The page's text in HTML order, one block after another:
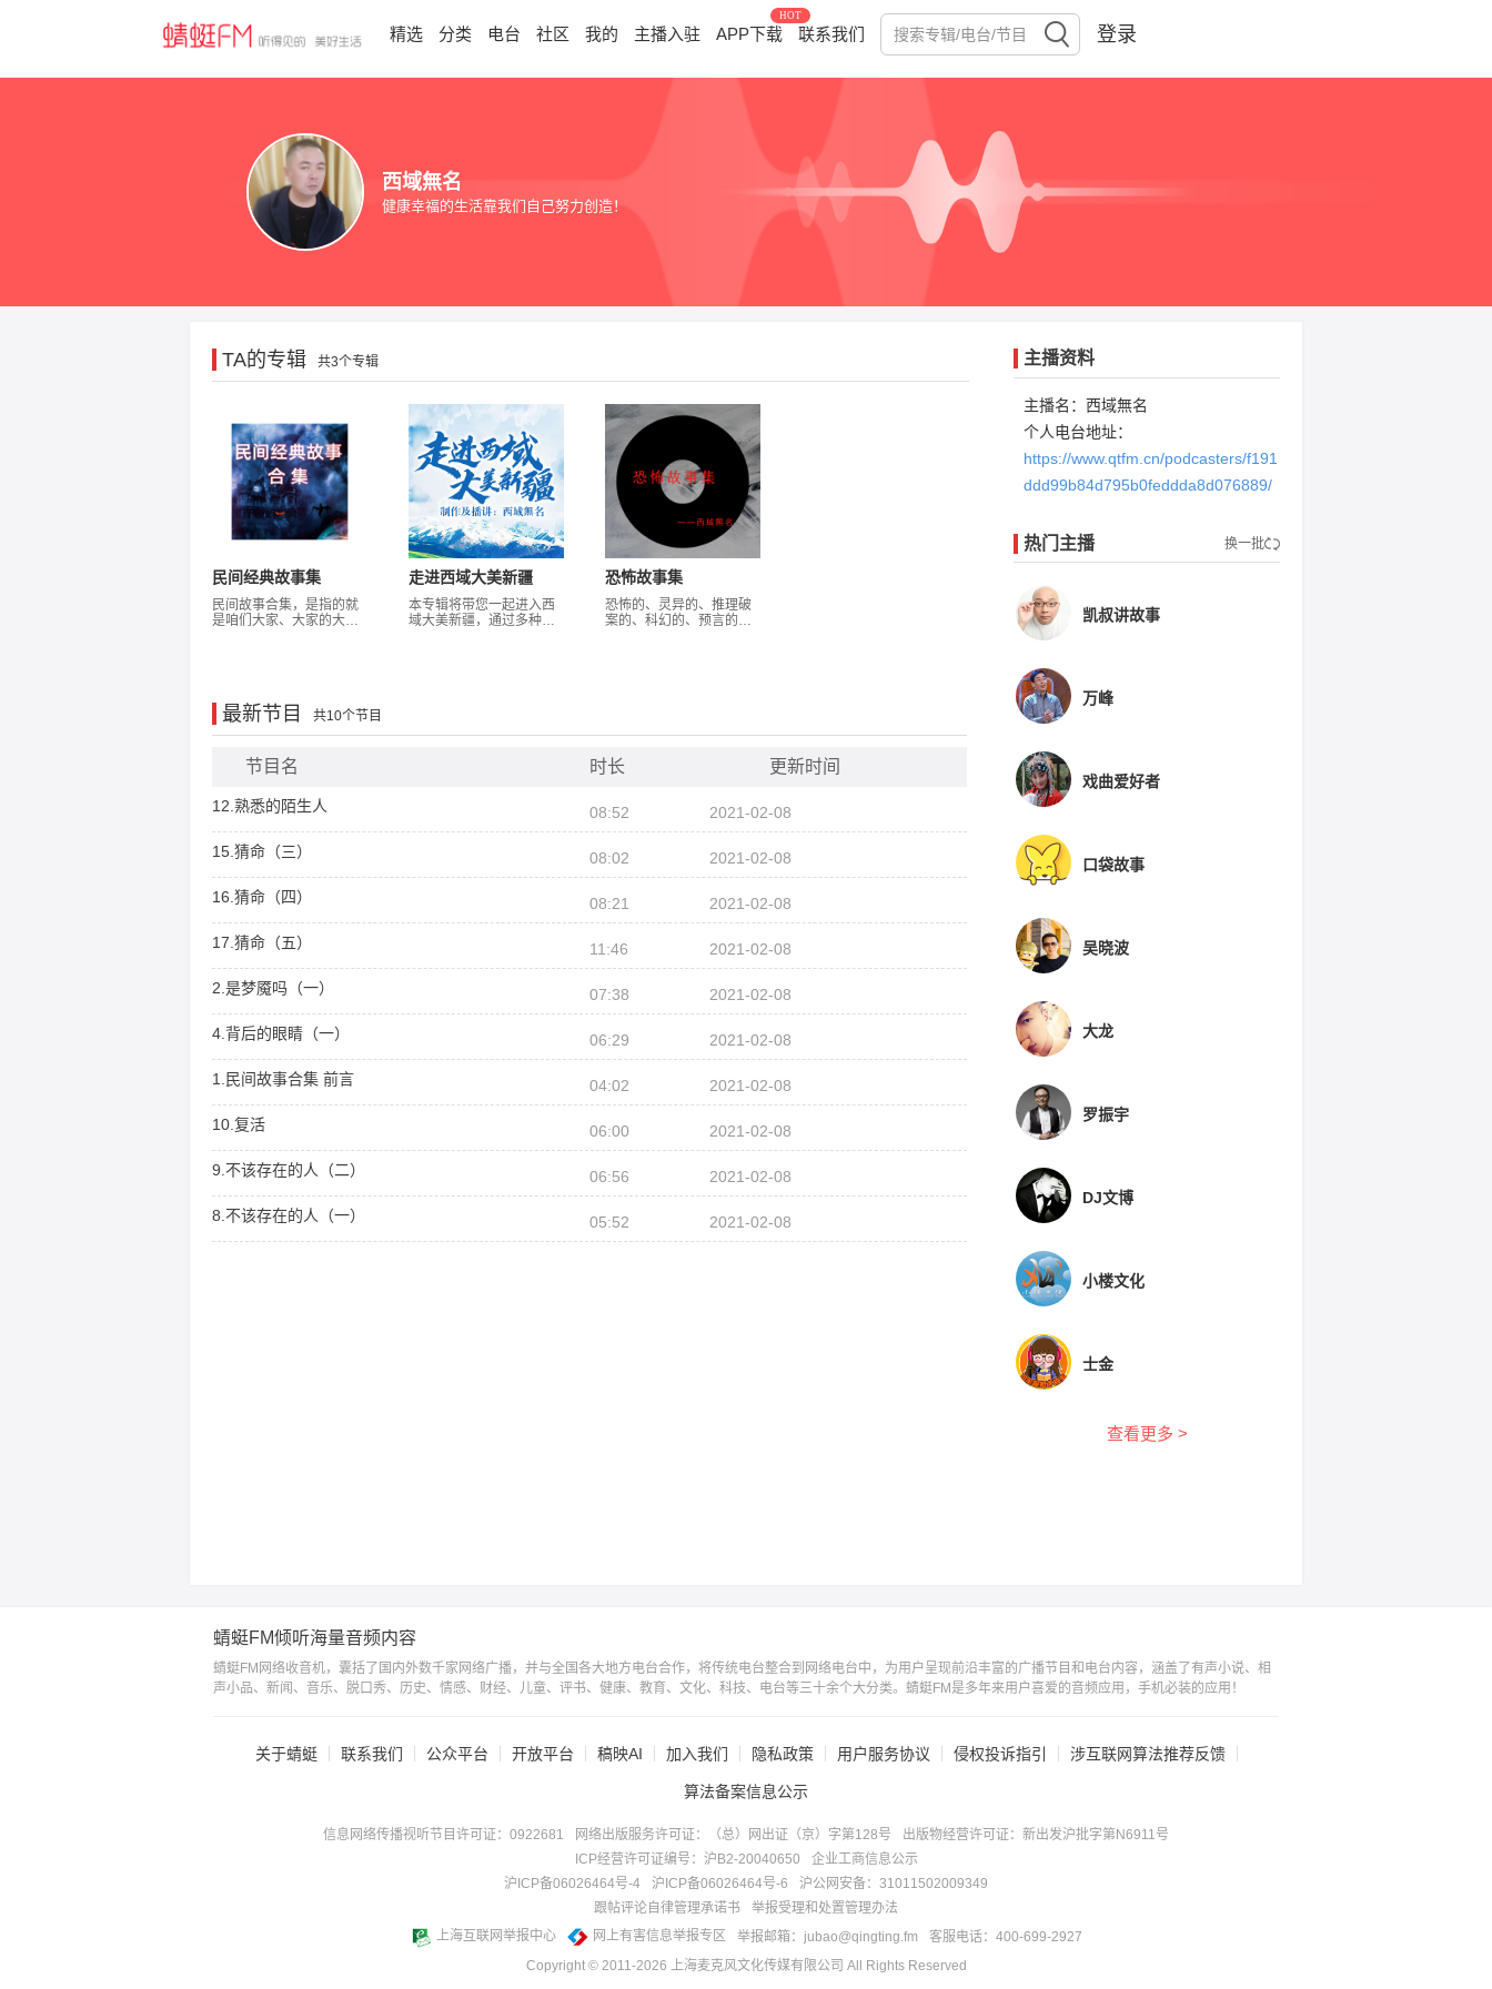
精选 分类 电台 社区 我的 主播入驻 APP下载
HOT
联系我们 登录
西域無名
健康幸福的生活靠我们自己努力创造！
TA的专辑 共3个专辑
民间经典故事集
民间故事合集，是指的就
是咱们大家、大家的大家
用我的语言把人家见的、
说的、写的、包括啥编的
在传到你那儿去。当然，
这里的故事也不限于各种
的、灵异的、推理破案
问我这世上真的有鬼吗，
你信吗？你我都不知道鬼
研究表明，鬼魂只存在于
人们的大脑里。还可能是
觉。人们普遍都有幻觉，
但大多数人都意识不到这
些幻觉理解为鬼魂。生理
医学家认为，灵魂生存于
神经细胞中。还有说，鬼
魂的出现，可能与环境改
变有关，主要是出现电磁
场变化。还有医学科学认
为，鬼魂也有可能精神病
理作用，也就是脑部器官
受损等情况。那，还有些
事物是咱科学无法解释
的， 很多人都说看见过
鬼，有些是见到死了很多
年的亲朋好友，有的说做
梦做成真的了，有的说路
上走着走着见到怪事儿
己的爱好，比如现在，听
我在这儿唠两句就挺好，
呵呵，开个玩笑，好了，
我也不得啵了，走、听故
事的走起。
走进西域大美新疆
本专辑将带您一起进入西
域大美新疆，通过多种方
恐怖故事集
恐怖的、灵异的、推理破
案的、科幻的、预言的、
最新节目 共10个节目
节目名 时长 更新时间
12.熟悉的陌生人 08:52 2021-02-08
15.猜命（三） 08:02 2021-02-08
16.猜命（四） 08:21 2021-02-08
17.猜命（五） 11:46 2021-02-08
2.是梦魇吗（一） 07:38 2021-02-08
4.背后的眼睛（一） 06:29 2021-02-08
1.民间故事合集 前言 04:02 2021-02-08
10.复活 06:00 2021-02-08
9.不该存在的人（二） 06:56 2021-02-08
8.不该存在的人（一） 05:52 2021-02-08
主播资料
主播名：西域無名
个人电台地址：
https://www.qtfm.cn/podcasters/f191
ddd99b84d795b0feddda8d076889/
热门主播 换一批
凯叔讲故事
万峰
戏曲爱好者
口袋故事
吴晓波
大龙
罗振宇
DJ文博
小楼文化
士金
查看更多 >
蜻蜓FM倾听海量音频内容
蜻蜓FM网络收音机，囊括了国内外数千家网络广播，并与全国各大地方电台合作，将传统电台整合到网络电台中，为用户呈现前沿丰富的广播节目和电台内容，涵盖了有声小说、相
声小品、新闻、音乐、脱口秀、历史、情感、财经、儿童、评书、健康、教育、文化、科技、电台等三十余个大分类。蜻蜓FM是多年来用户喜爱的音频应用，手机必装的应用！
关于蜻蜓 联系我们 公众平台 开放平台 稿映AI 加入我们 隐私政策 用户服务协议 侵权投诉指引 涉互联网算法推荐反馈
算法备案信息公示
信息网络传播视听节目许可证：0922681 网络出版服务许可证：（总）网出证（京）字第128号
出版物经营许可证：新出发沪批字第N6911号
ICP经营许可证编号：沪B2-20040650
企业工商信息公示
沪ICP备06026464号-4
沪ICP备06026464号-6
沪公网安备：31011502009349
跟帖评论自律管理承诺书
举报受理和处置管理办法
上海互联网举报中心
网上有害信息举报专区 举报邮箱：jubao@qingting.fm
客服电话：400-699-2927
Copyright © 2011-2026 上海麦克风文化传媒有限公司 All Rights Reserved